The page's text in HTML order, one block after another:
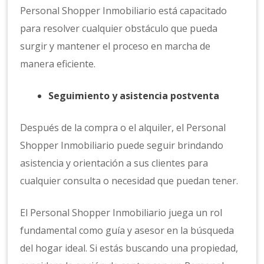
Personal Shopper Inmobiliario está capacitado
para resolver cualquier obstáculo que pueda
surgir y mantener el proceso en marcha de
manera eficiente.
Seguimiento y asistencia postventa
Después de la compra o el alquiler, el Personal
Shopper Inmobiliario puede seguir brindando
asistencia y orientación a sus clientes para
cualquier consulta o necesidad que puedan tener.
El Personal Shopper Inmobiliario juega un rol
fundamental como guía y asesor en la búsqueda
del hogar ideal. Si estás buscando una propiedad,